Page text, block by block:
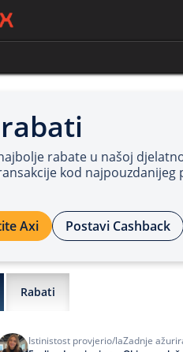
rabate u našoj
kod najpouzdanijeg
Axi Postavi Cashback
Rabati
Istinistost provjerio/laZadnje